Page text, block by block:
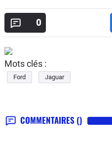
0
Mots clés :
Ford Jaguar
COMMENTAIRES ()